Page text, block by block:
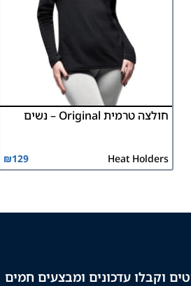
חולצה טרמית Original – נשים
Heat Holders
₪129
וקבלו עדכונים ומבצעים חמים